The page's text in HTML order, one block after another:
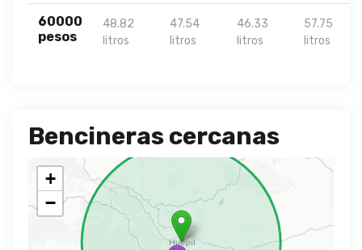
60000
pesos
48.82
litros
47.54
litros
46.33
litros
57.75
litros
Bencineras cercanas
+
−